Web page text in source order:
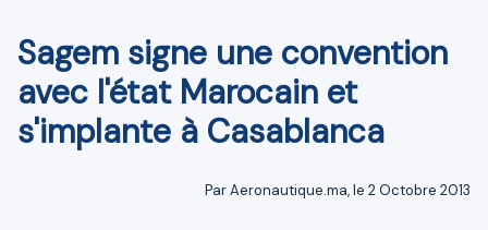
Sagem signe une convention
avec l'état Marocain et
s'implante à Casablanca
Par Aeronautique.ma, le 2 Octobre 2013